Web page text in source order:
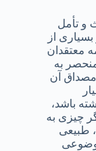
و تأمل
از
معتقدان
منحصر به
آن
باشد،
چیزی به
طبیعی